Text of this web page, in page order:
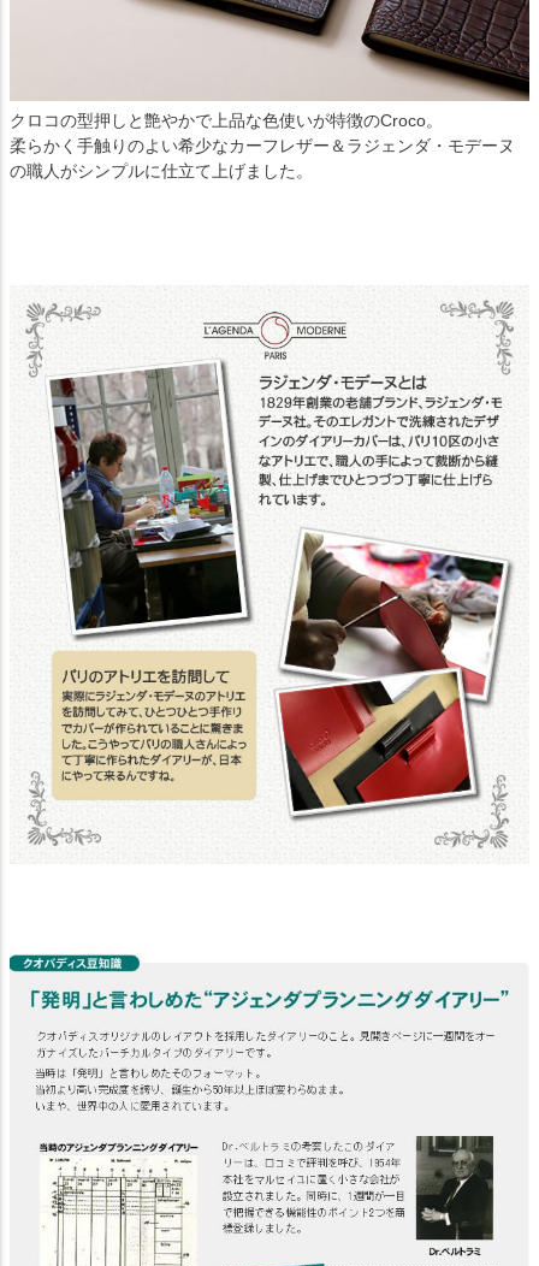
クロコの型押しと艶やかで上品な色使いが特徴のCroco。
柔らかく手触りのよい希少なカーフレザー＆ラジェンダ・モデーヌ
の職人がシンプルに仕立て上げました。